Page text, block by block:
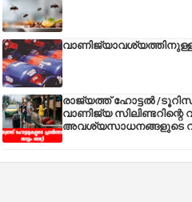
വാണിജ്യാവശ്യത്തിനുള്ള
രാജ്യത്ത് ഹോട്ടൽ /
വാണിജ്യ സിലിണ്ടറിന്റെ
അവശ്യസാധനങ്ങളുടെ